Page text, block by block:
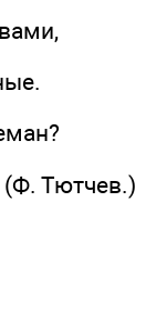
(Ф. Тютчев.)